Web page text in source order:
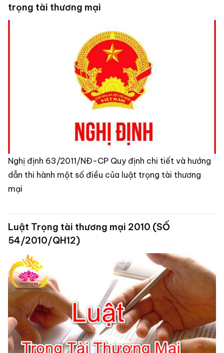
trọng tài thương mại
Nghị định 63/2011/NĐ-CP Quy định chi tiết và hướng
dẫn thi hành một số điều của luật trọng tài thương
mại
Luật Trọng tài thương mại 2010 (SỐ
54/2010/QH12)